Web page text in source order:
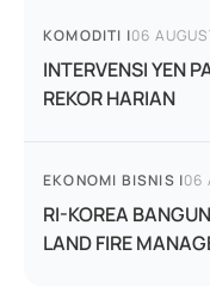
KOMODITI |06
INTERVENSI YEN
REKOR HARIAN
EKONOMI BISNIS |06
RI-KOREA
LAND FIRE